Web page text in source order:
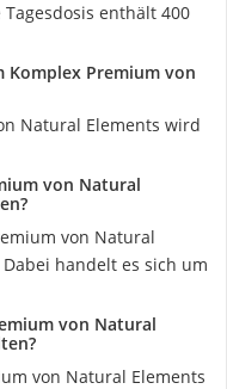
enthält 400
Komplex Premium von
Natural Elements wird
von Natural
von Natural
handelt es sich um
von Natural
von Natural Elements